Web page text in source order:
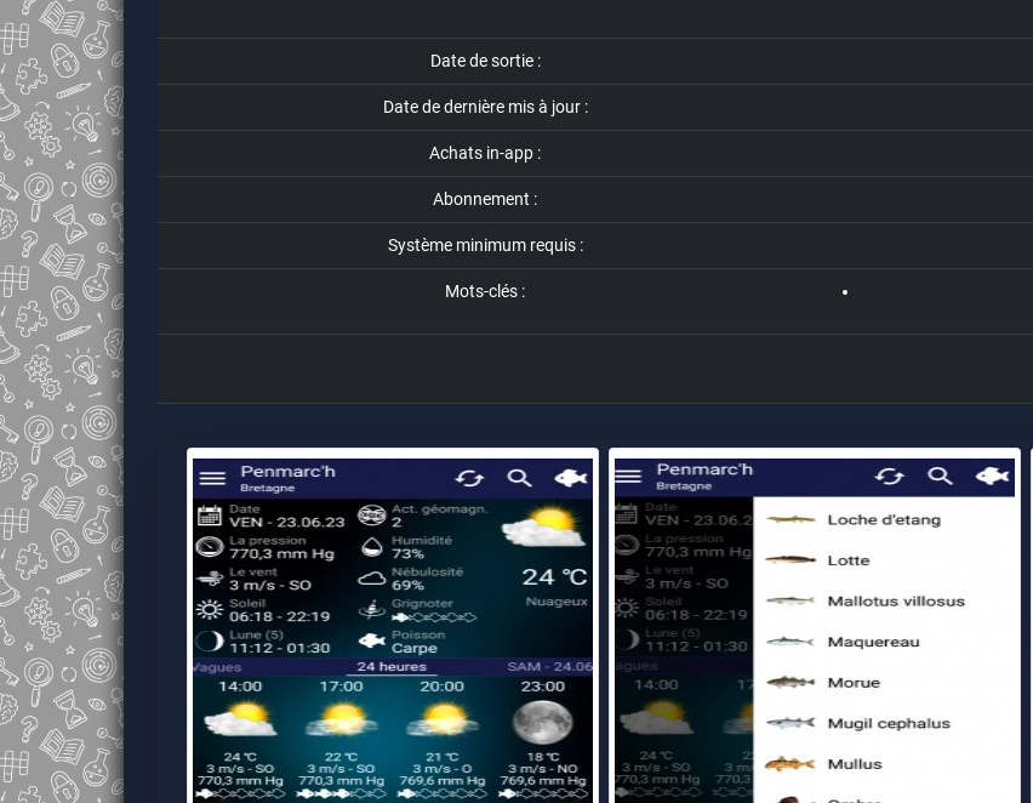
Date de sortie :
Date de dernière mis à jour :
Achats in-app :
Abonnement :
Système minimum requis :
Mots-clés :